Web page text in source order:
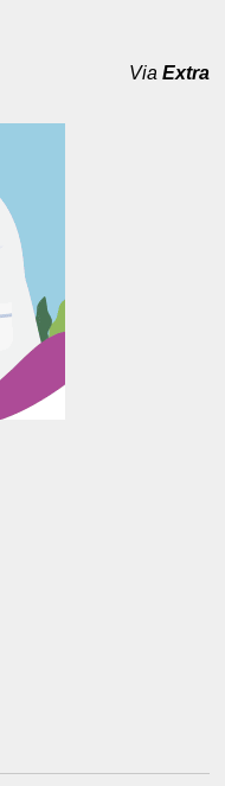
Via Extra